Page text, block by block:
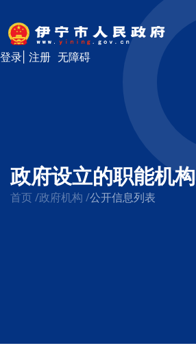
无障碍
登录 注册
政府设立的职能机构
首页 /政府机构 /公开信息列表